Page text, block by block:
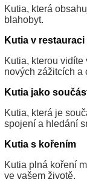
Kutia, která
blahobyt.
Kutia v restauraci
Kutia, kterou
nových zážitcích a
Kutia jako
Kutia, která je
spojení a hledání
Kutia s kořením
Kutia plná koření
ve vašem životě.